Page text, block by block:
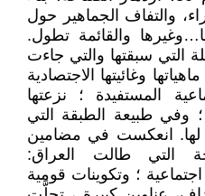
والتفاف الجماهير حول
والقائمة تطول.
التي سبقتها والتي جاءت
وغائيتها الاجتصادية
المستفيدة ؛ نزعتها
؛ وفي طبيعة الطبقة التي
لها. انعكست في مضامين
التي طالت العراق:
؛ وتكوينات قومية